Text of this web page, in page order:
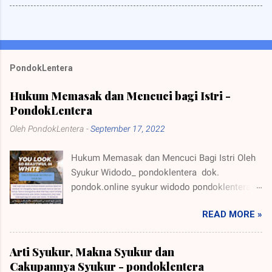
PondokLentera
Hukum Memasak dan Mencuci bagi Istri -
PondokLentera
Oleh PondokLentera -September 17, 2022
Hukum Memasak dan Mencuci Bagi Istri Oleh
Syukur Widodo_ pondoklentera dok.
pondok.online syukur widodo pondoklentera_
suami istri. Maka setelah menjadi suami istri
keduanya memiliki tugas dan kewajiban yang
menjadi tanggungjawab masing- masing.
Kewajiban Suami 1. Mahar 2. Nafaqoh 3.
READ MORE »
Arti Syukur, Makna Syukur dan
Cakupannya Syukur - pondoklentera